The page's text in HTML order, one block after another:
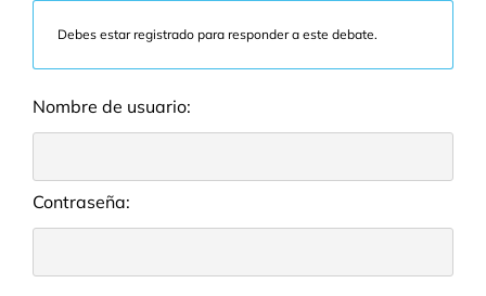
Debes estar registrado para responder a este debate.
Nombre de usuario:
Contraseña: